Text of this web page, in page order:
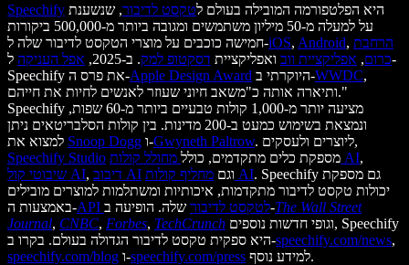
Speechify
היא הפלטפורמה המובילה בעולם לטקסט לדיבור, שנשענת
על למעלה מ-50 מיליון משתמשים ומגובה ביותר מ-500,000 ביקורות
חמישה כוכבים על מוצרי הטקסט לדיבור שלה ל-iOS, Android, הרחבת
כרום, אפליקציית ווב ואפליקציית דסקטופ למק. ב-2025, אפל העניקה ל-
Speechify את פרס ה-Apple Design Award היוקרתי ב-WWDC,
ותיארה אותה כ"משאב חיוני שעוזר לאנשים לחיות את חייהם."
Speechify מציעה יותר מ-1,000 קולות טבעיים ביותר מ-60 שפות,
ונמצאת בשימוש כמעט ב-200 מדינות. בין קולות הסלבריטאים ניתן
Snoop Dogg ו-Gwyneth Paltrow
. ליוצרים ולעסקים,
Speechify Studio
מספקת כלים מתקדמים, כולל מחולל קולות AI,
שיבוטי קול AI, דיבוב AI וגם מחליף קולות AI. Speechify גם מספקת
יכולות טקסט לדיבור מתקדמות, איכותיות ומשתלמות למוצרים מובילים
באמצעות ה-
API לטקסט לדיבורשלה. הופיעה ב-The Wall Street
Journal, CNBC, Forbes, TechCrunch
היא ספקית טקסט לדיבור הגדולה בעולם. בקרו ב-speechify.com/news,
speechify.com/blog ו-speechify.com/press למידע נוסף.